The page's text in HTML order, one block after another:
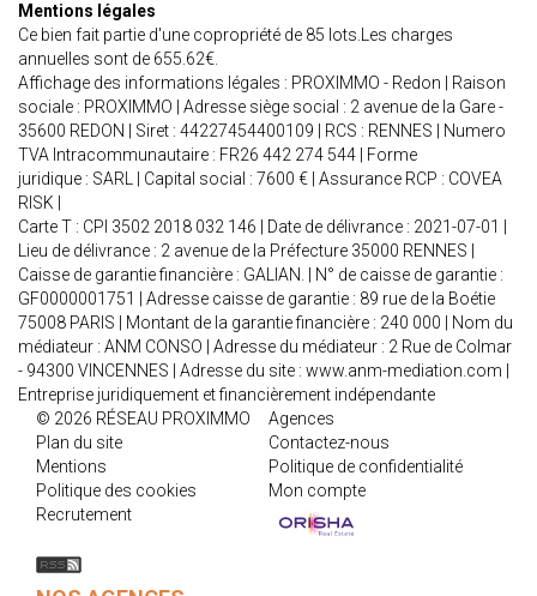
Mentions légales
Ce bien fait partie d'une copropriété de 85 lots.Les charges
annuelles sont de 655.62€.
Affichage des informations légales : PROXIMMO - Redon | Raison
sociale : PROXIMMO | Adresse siège social : 2 avenue de la Gare -
35600 REDON | Siret : 44227454400109 | RCS : RENNES | Numero
TVA Intracommunautaire : FR26 442 274 544 | Forme
juridique : SARL | Capital social : 7600 € | Assurance RCP : COVEA
RISK |
Carte T : CPI 3502 2018 032 146 | Date de délivrance : 2021-07-01 |
Lieu de délivrance : 2 avenue de la Préfecture 35000 RENNES |
Caisse de garantie financière : GALIAN. | N° de caisse de garantie :
GF0000001751 | Adresse caisse de garantie : 89 rue de la Boétie
75008 PARIS | Montant de la garantie financière : 240 000 | Nom du
médiateur : ANM CONSO | Adresse du médiateur : 2 Rue de Colmar
- 94300 VINCENNES | Adresse du site : www.anm-mediation.com
Entreprise juridiquement et financièrement indépendante
© 2026 RÉSEAU PROXIMMO
Agences
Plan du site
Contactez-nous
Mentions
Politique de confidentialité
Politique des cookies
Mon compte
Recrutement